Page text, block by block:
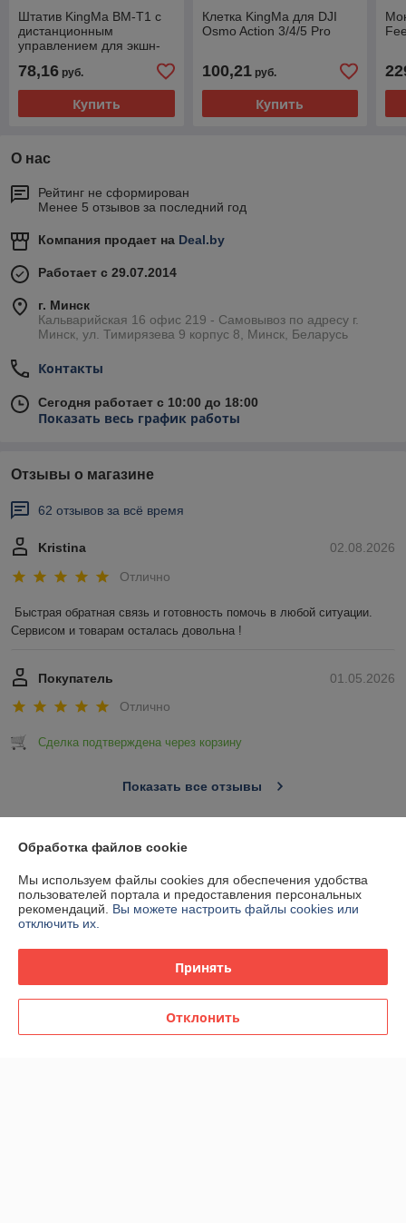
Штатив KingMa BM-T1 с
дистанционным
управлением для экшн-
78,16 руб.
Купить
Клетка KingMa для DJI
Osmo Action 3/4/5 Pro
100,21руб.
Купить
О нас
Рейтинг не сформирован
Менее 5 отзывов за последний год
Компания продает на Deal.by
Работает с 29.07.2014
г. Минск
Кальварийская 16 офис 219 - Самовывоз по адресу г.
Минск, ул. Тимирязева 9 корпус 8, Минск, Беларусь
Контакты
Сегодня работает с 10:00 до 18:00
Показать весь график работы
Отзывы о магазине
62 отзывов за всё время
02.08.2026
Kristina
Отлично
Быстрая обратная связь и готовность помочь в любой ситуации.
Сервисом и товарам осталась довольна !
01.05.2026
Покупатель
Отлично
Сделка подтверждена через корзину
Показать все отзывы
О нас
Контакты
Обработка файлов cookie
Мы используем файлы cookies для обеспечения удобства
пользователей портала и предоставления персональных
рекомендаций. Вы можете настроить файлы cookies или
отключить их.
Принять
Отклонить